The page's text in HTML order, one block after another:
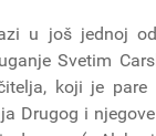
u još jednoj
Svetim
koji je
Drugog i